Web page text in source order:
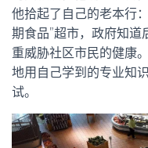
他拾起了自己的老本行
期食品”超市，政府知
重威胁社区市民的健康
地用自己学到的专业知
试。